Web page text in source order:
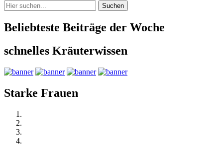
Suchen
Beliebteste Beiträge der Woche
schnelles Kräuterwissen
Starke Frauen